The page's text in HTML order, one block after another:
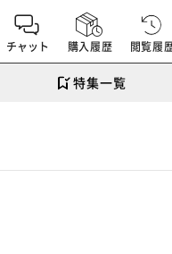
チャット 購入履歴 閲覧履
特集一覧